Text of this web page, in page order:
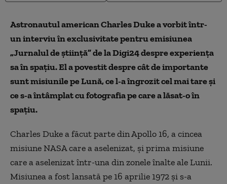
Astronautul american Charles Duke a vorbit într-
un interviu în exclusivitate pentru emisiunea
„Jurnalul de știință” de la Digi24 despre experiența
sa în spațiu. El a povestit despre cât de importante
sunt misiunile pe Lună, ce l-a îngrozit cel mai tare și
ce s-a întâmplat cu fotografia pe care a lăsat-o în
spațiu.
Charles Duke a făcut parte din Apollo 16, a cincea
misiune NASA care a aselenizat, și prima misiune
care a aselenizat într-una din zonele înalte ale Lunii.
Misiunea a fost lansată pe 16 aprilie 1972 și s-a